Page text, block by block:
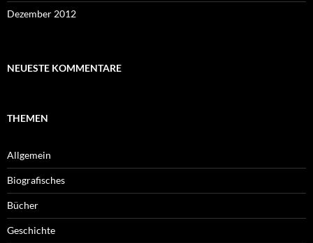
Dezember 2012
NEUESTE KOMMENTARE
THEMEN
Allgemein
Biografisches
Bücher
Geschichte